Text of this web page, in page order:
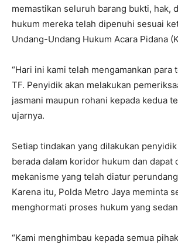
memastikan seluruh barang bukti, hak,
hukum mereka telah dipenuhi sesuai
Undang-Undang Hukum Acara Pidana
“Hari ini kami telah mengamankan para
TF. Penyidik akan melakukan
jasmani maupun rohani kepada kedua
ujarnya.
Setiap tindakan yang dilakukan
berada dalam koridor hukum dan dapat
mekanisme yang telah diatur
Karena itu, Polda Metro Jaya meminta
menghormati proses hukum yang
“Kami menghimbau kepada semua